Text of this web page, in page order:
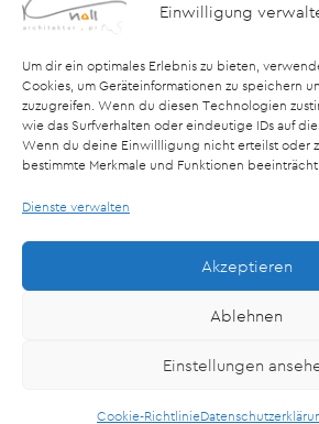
Einwilligung
Um dir ein optimales Erlebnis zu bieten,
Cookies, um Geräteinformationen zu speichern
zuzugreifen. Wenn du diesen Technologien
wie das Surfverhalten oder eindeutige IDs auf
Wenn du deine Einwillligung nicht erteilst oder
bestimmte Merkmale und Funktionen
Dienste verwalten
Akzeptieren
Ablehnen
Einstellungen
Cookie-Richtlinie
Meine Story „Château de Sibra – Ort
Geschichten“ ist im Juni 2022 bei
erschienen. Am Fuße der Pyrenäen
Architektin das Arkadien eines
Industriellenpaares in seiner ganzen
wiederauferstehen lassen. Schloss-
und ein Ferienhaus treffen auf einen
samt Gebirgsblick. Bienvenue! Mehr
Mehr lesen »
© Copyright 2026, All Rights